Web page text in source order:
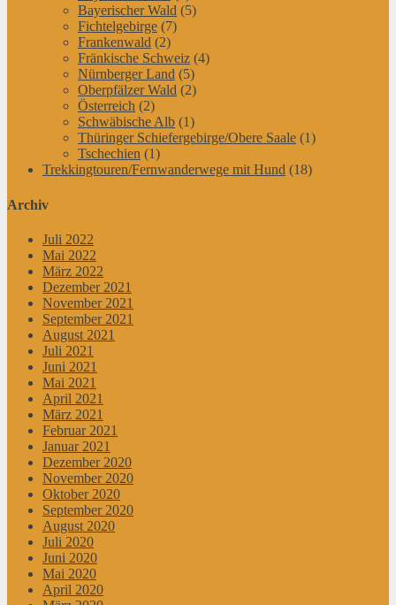
Bayerischer Wald (5)
Fichtelgebirge (7)
Frankenwald (2)
Fränkische Schweiz (4)
Nürnberger Land (5)
Oberpfälzer Wald (2)
Österreich (2)
Schwäbische Alb (1)
Thüringer Schiefergebirge/Obere Saale (1)
Tschechien (1)
Trekkingtouren/Fernwanderwege mit Hund (18)
Archiv
Juli 2022
Mai 2022
März 2022
Dezember 2021
November 2021
September 2021
August 2021
Juli 2021
Juni 2021
Mai 2021
April 2021
März 2021
Februar 2021
Januar 2021
Dezember 2020
November 2020
Oktober 2020
September 2020
August 2020
Juli 2020
Juni 2020
Mai 2020
April 2020